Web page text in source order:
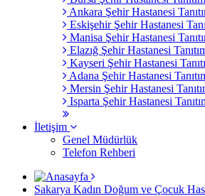
Ankara Şehir Hastanesi
Eskişehir Şehir Hastanesi
Manisa Şehir Hastanesi
Elazığ Şehir Hastanesi
Kayseri Şehir Hastanesi
Adana Şehir Hastanesi
Mersin Şehir Hastanesi
Isparta Şehir Hastanesi
İletişim
Genel Müdürlük
Telefon Rehberi
Sakarya Kadın Doğum ve Çocuk